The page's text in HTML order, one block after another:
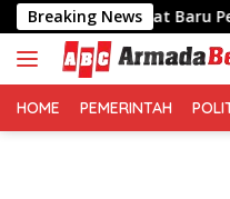
Langsung
ke
konten
Breaking News
Semangat Baru
HOME PEMERINTAH